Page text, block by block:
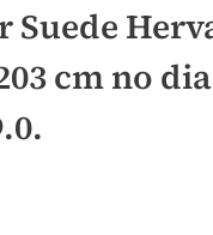
cm no
.